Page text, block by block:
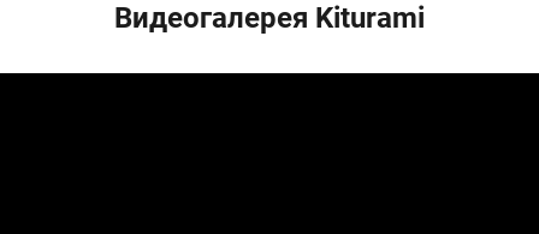
Видеогалерея Kiturami